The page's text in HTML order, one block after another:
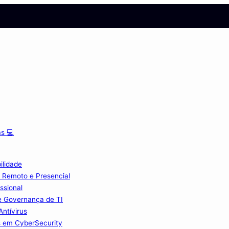
💻
e Presencial
Governança de TI
CyberSecurity